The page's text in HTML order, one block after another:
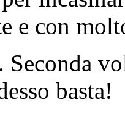
e con
basta!